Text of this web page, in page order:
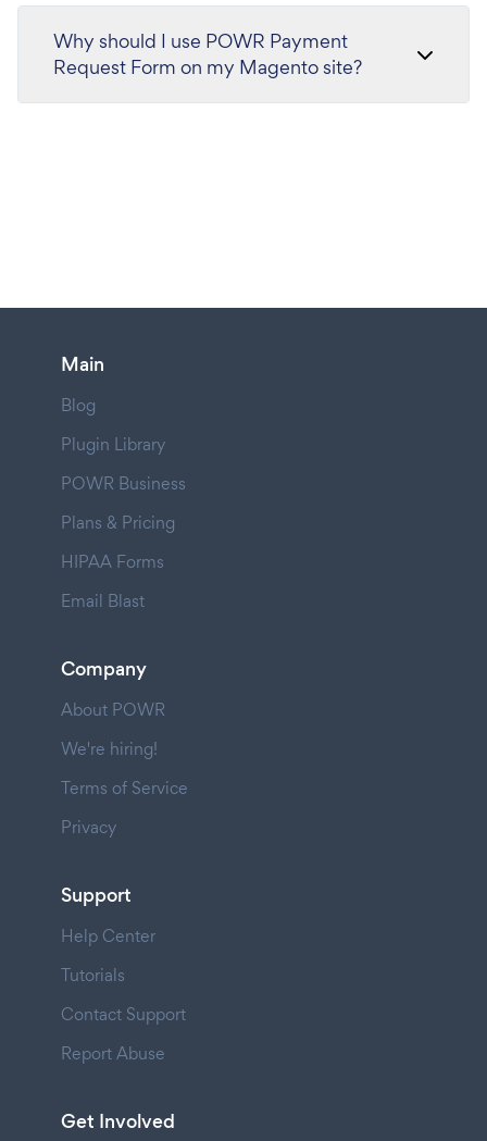
Why should I use POWR Payment
Request Form on my Magento site?
Main
Blog
Plugin Library
POWR Business
Plans & Pricing
HIPAA Forms
Email Blast
Company
About POWR
We're hiring!
Terms of Service
Privacy
Support
Help Center
Tutorials
Contact Support
Report Abuse
Get Involved